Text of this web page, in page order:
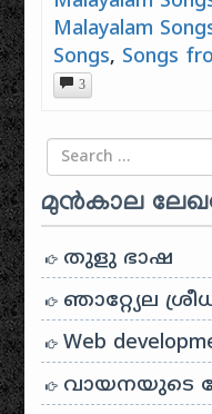
Malayalam
Songs, Songs
3
Search for
മുൻകാല
തുളു ഭാഷ
ഞാറ്റ്യേല
Web
വായനയുടെ